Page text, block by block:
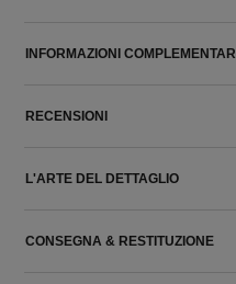
INFORMAZIONI COMPLEMENTARI
RECENSIONI
L'ARTE DEL DETTAGLIO
CONSEGNA & RESTITUZIONE